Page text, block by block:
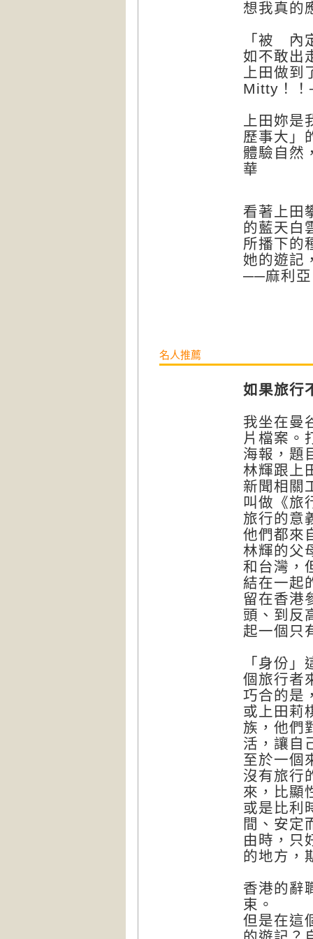
想我真的
「被
如不敢出
上田做
Mitty！
上田妳
歷事大」
體驗自然
華
看著上田
的藍天白
所播下的
她的遊記
──麻利亞
名人推薦
如果旅行
我坐在曼
片檔案。
海報，題
林輝跟上
新聞相關
叫做《旅
旅行的意
他們都來
林輝的父
和台灣，
結在一起
留在香港
頭、到反
起一個只
「身份
個旅行者
巧合的是
或上田莉
族，他們
活，讓自
至於一個
沒有旅行
來，比顯
或是比利
間、安定
由時，只
的地方，
香港的辭
束。
但是在這